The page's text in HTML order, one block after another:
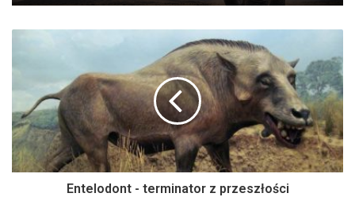
Entelodont - terminator z przeszłości